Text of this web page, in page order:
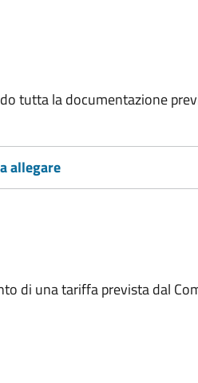
tutta la documentazione
allegare
di una tariffa prevista dal